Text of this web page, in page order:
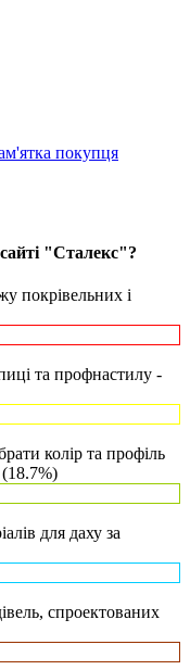
покупця
"Сталекс"?
покрівельних і
та профнастилу -
колір та профіль
для даху за
спроектованих